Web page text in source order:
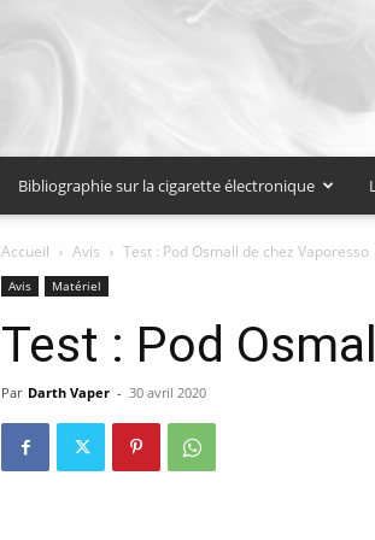
Bibliographie sur la cigarette électronique
Accueil Avis Test : Pod Osmall de chez Vaporesso
Avis Matériel
Test : Pod
Par Darth Vaper - 30 avril 2020